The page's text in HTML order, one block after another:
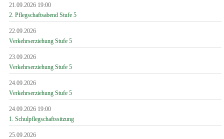
21.09.2026 19:00
2. Pflegschaftsabend Stufe 5
22.09.2026
Verkehrserziehung Stufe 5
23.09.2026
Verkehrserziehung Stufe 5
24.09.2026
Verkehrserziehung Stufe 5
24.09.2026 19:00
1. Schulpflegschaftssitzung
25.09.2026